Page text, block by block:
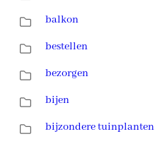
balkon
bestellen
bezorgen
bijen
bijzondere tuinplanten